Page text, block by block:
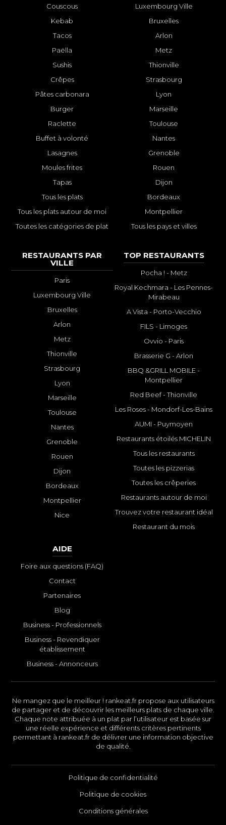
Couscous
Kebab
Tacos
Paëlla
Sushis
Crêpes
Pâtes carbonara
Burger
Raclette
Buffet à volonté
Lasagnes
Moules frites
Tapas
Tous les plats
Tous les plats autour de moi
Toutes les catégories de plat
Luxembourg Ville
Bruxelles
Arlon
Metz
Thionville
Strasbourg
Lyon
Marseille
Toulouse
Nantes
Grenoble
Rouen
Dijon
Bordeaux
Montpellier
Tous les pays et villes
RESTAURANTS PAR
VILLE
Paris
Luxembourg Ville
Bruxelles
Arlon
Metz
Thionville
Strasbourg
Lyon
Marseille
Toulouse
Nantes
Grenoble
Rouen
Dijon
Bordeaux
Montpellier
Nice
TOP RESTAURANTS
Pocha ! - Metz
Royal Kechmara - Les Pennes-
Mirabeau
A Vista - Porto-Vecchio
FILS - Limoges
Ovvio - Paris
Brasserie G - Arlon
BBQ &GRILL MOBILE -
Montpellier
Red Beef - Thionville
Les Roses - Mondorf-Les-Bains
AUMI - Puymoyen
Restaurants étoilés MICHELIN
Tous les restaurants
Toutes les pizzerias
Toutes les crêperies
Restaurants autour de moi
Trouvez votre restaurant idéal
Restaurant du mois
AIDE
Foire aux questions (FAQ)
Contact
Partenaires
Blog
Business - Professionnels
Business - Revendiquer
établissement
Business - Annonceurs
Ne mangez que le meilleur ! rankeat.fr propose aux utilisateurs
de partager et de découvrir les meilleurs plats de chaque ville.
Chaque note attribuée à un plat par l’utilisateur est basée sur
une réelle expérience et différents critères pertinents
permettant à rankeat.fr de délivrer une information objective
de qualité.
Politique de confidentialité
Politique de cookies
Conditions générales